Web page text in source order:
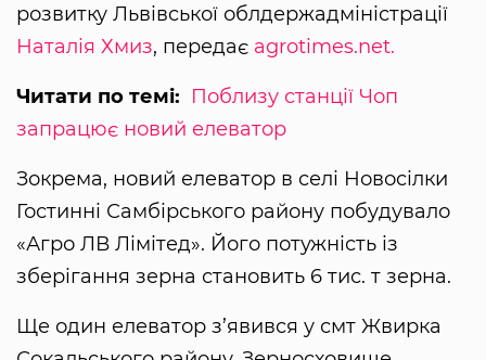
розвитку Львівської облдержадміністрації
Наталія Хмиз, передає agrotimes.net.
Читати по темі: Поблизу станції Чоп
запрацює новий елеватор
Зокрема, новий елеватор в селі Новосілки
Гостинні Самбірського району побудувало
«Агро ЛВ Лімітед». Його потужність із
зберігання зерна становить 6 тис. т зерна.
Ще один елеватор з’явився у смт Жвирка